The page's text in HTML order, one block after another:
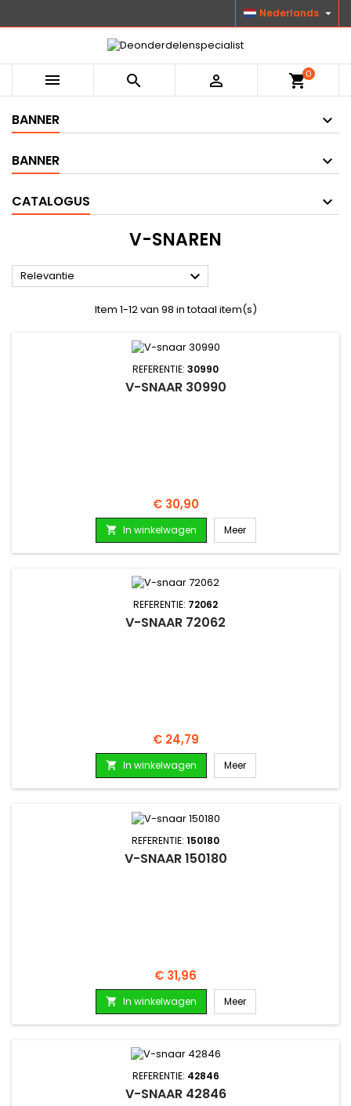
Nederlands 
   shopping_cart0
BANNER
BANNER
CATALOGUS
V-SNAREN
Relevantie 
Item 1-12 van 98 in totaal item(s)
REFERENTIE: 30990
V-SNAAR 30990
Prijs
€ 30,90
 In winkelwagen Meer
REFERENTIE: 72062
V-SNAAR 72062
Prijs
€ 24,79
 In winkelwagen Meer
REFERENTIE: 150180
V-SNAAR 150180
Prijs
€ 31,96
 In winkelwagen Meer
REFERENTIE: 42846
V-SNAAR 42846